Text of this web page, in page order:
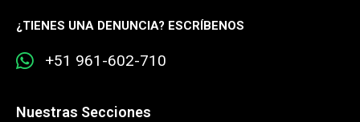
¿TIENES UNA DENUNCIA? ESCRÍBENOS
+51 961-602-710
Nuestras Secciones